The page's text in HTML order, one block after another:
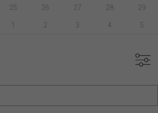
25 26 27 28 29
1 2 3 4 5